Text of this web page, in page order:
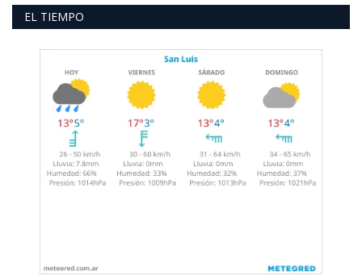
EL TIEMPO